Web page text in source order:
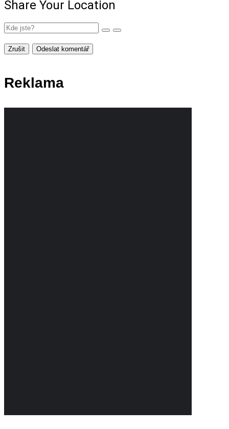
Share Your Location
Zrušit Odeslat komentář
Reklama